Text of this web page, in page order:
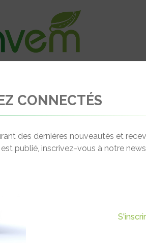
CONNECTÉS
des dernières nouveautés et
publié, inscrivez-vous à notre